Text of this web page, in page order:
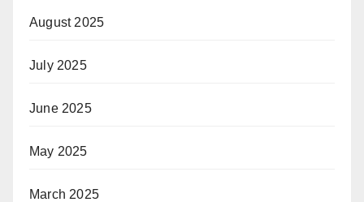
August 2025
July 2025
June 2025
May 2025
March 2025